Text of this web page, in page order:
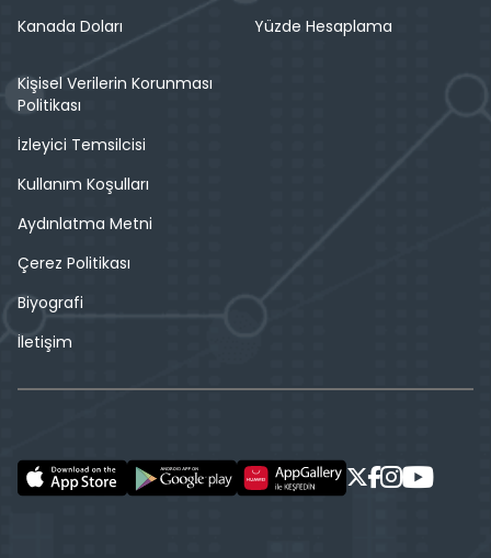
Kanada Doları
Yüzde Hesaplama
Kişisel Verilerin Korunması
Politikası
İzleyici Temsilcisi
Kullanım Koşulları
Aydınlatma Metni
Çerez Politikası
Biyografi
İletişim